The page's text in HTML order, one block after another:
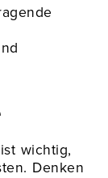
wichtig,
Denken